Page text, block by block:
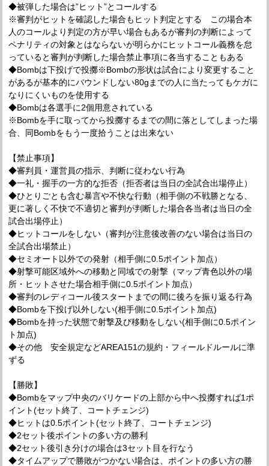
◆被弾した場合は”ヒット”とコールする
※審判がヒットを確認した場合もヒット判定とする この場合本
人のコールより判定の方が早い場合もあるが審判の判断によって
ペナリティの対象とはならないが明らかにヒットコール義務を怠
っていると審判が判断した場合禁止事項に各当することもある
◆Bombは下投げで投擲※Bombの形状は試合により変更すること
があるが基本的にバウンドしない80gまでの人に当たってもケガに
なりにくいものを使用する
◆Bombは各選手に2個用意されている
※Bombを手に取ってから投擲するまでの間に落としてしまった場
合、同Bombをもう一度拾うことは出来ない
【禁止事項】
◆審判員・運営員の指示、判断に従わない行為
◆一礼・握手の一方的な拒否（拒否者は当日の全試合出場停止）
◆ひとりごとも含む暴言や不快な行動（相手側の不戦勝となる、
更に著しく不快で不適切と審判が判断した場合各当者は当日の全
試合出場停止）
◆ヒットコールをしない（審判が注意後改善のない場合は当日の
全試合出場禁止）
◆セミオート以外での発射（相手側に0.5ポイント加点）
◆射撃可能区域外への移動と同域での射撃（マップ青色以外の場
所・ヒットさせた場合相手側に0.5ポイント加点）
◆審判のレディコール後スタートまでの間に後ろを振り返る行為
◆Bombを下投げ以外しない(相手側に0.5ポイント加点)
◆Bombを持った状態で射撃及び移動をしない(相手側に0.5ポイン
ト加点)
◆その他 安全規定などAREA151の規約・フィールドルールに準
ずる
【勝敗】
◆Bombをマップ中央のバリケードの上部から中へ投擲すれば1ポ
イント(セット終了、コートチェンジ)
◆ヒットは0.5ポイント(セット終了、コートチェンジ)
◆2セット後ポイントの多い方の勝利
◆2セット後引き分けの場合は3セット目を行なう
◆タイムアップで勝敗がつかない場合は、ポイントの多い方の勝